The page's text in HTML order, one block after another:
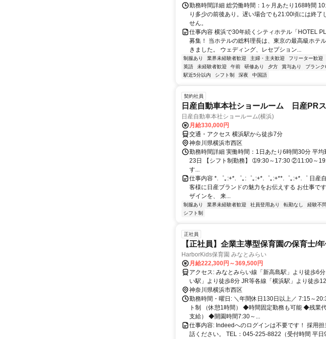
勤務時間詳細 総労働時間：1ヶ月あたり168時間
り多少の前後あり。遅い場合でも21:00頃には終
せん。
仕事内容 横浜で30年続くシティホテル「HOTEL
募集！ 当ホテルの総料理長は、東京の最高級ホテ
きました。 ウェディング、レセプション...
制服あり 業界未経験者歓迎 主婦・主夫歓迎 フリーター歓迎
英語
未経験者歓迎 午前 研修あり 夕方 賞与あり ブランク
駅近5分以内
シフト制 深夜 中国語
契約社員
日産自動車本社ショールーム 日産PR
日産自動車本社ショールーム(横浜)
月給330,000円
交通・アクセス 横浜駅から徒歩7分
神奈川県横浜市西区
勤務時間詳細 実働時間：1日あたり6時間30分 平
23日 【シフト制勤務】 ➀9:30～17:30 ②11:00
す...
仕事内容 *.゜｡:+*.゜｡:゜｡:+*.゜｡:+**.゜｡:+*.゜ 日産
客様に日産ブランドの魅力をお伝えする お仕事で
ザインを、 来...
制服あり 業界未経験者歓迎 社員登用あり 転勤なし 経験不問
シフト制
正社員
【正社員】企業主導型保育園の保育士/
HarborKids保育園 みなとみらい
月給222,300円～369,500円
アクセス: みなとみらい線「新高島駅」より徒歩6分 みなとみらい線「みなとみら
い駅」より徒歩8分 JR等各線「横浜駅」より徒歩
らっしゃいます ※駐輪場隣接
神奈川県横浜市西区
勤務時間・曜日: ＼年間休日130日以上／ 7:15～
ト制 （休憩1時間） ◆時間固定勤務も可能 ◆残業
支給） ◆開園時間7:30～...
仕事内容: Indeedへのログインは不要です！ 採用
話ください。 TEL：045-225-8822（受付時間 平